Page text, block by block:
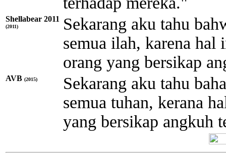
Shellabear 2011
(2011)
Sekarang aku tahu
semua ilah, karena
orang yang bersikap
AVB (2015)
Sekarang aku tahu
semua tuhan, kerana
yang bersikap angkuh